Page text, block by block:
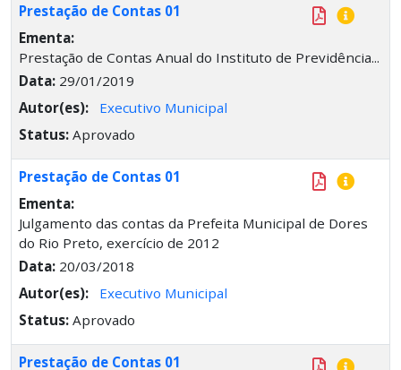
Prestação de Contas 01
Ementa:
Prestação de Contas Anual do Instituto de Previdência...
Data: 29/01/2019
Autor(es):
Executivo Municipal
Status: Aprovado
Prestação de Contas 01
Ementa:
Julgamento das contas da Prefeita Municipal de Dores
do Rio Preto, exercício de 2012
Data: 20/03/2018
Autor(es):
Executivo Municipal
Status: Aprovado
Prestação de Contas 01